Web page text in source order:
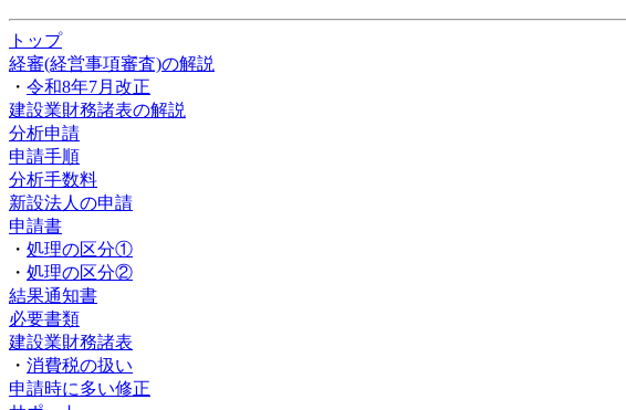
トップ
経審(経営事項審査)の解説
・ 令和8年7月改正
建設業財務諸表の解説
分析申請
申請手順
分析手数料
新設法人の申請
申請書
・ 処理の区分①
・ 処理の区分②
結果通知書
必要書類
建設業財務諸表
・ 消費税の扱い
申請時に多い修正